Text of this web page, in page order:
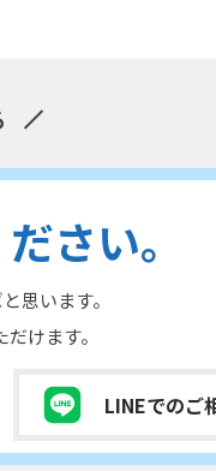
さい。
思います。
けます。
LINEでのご